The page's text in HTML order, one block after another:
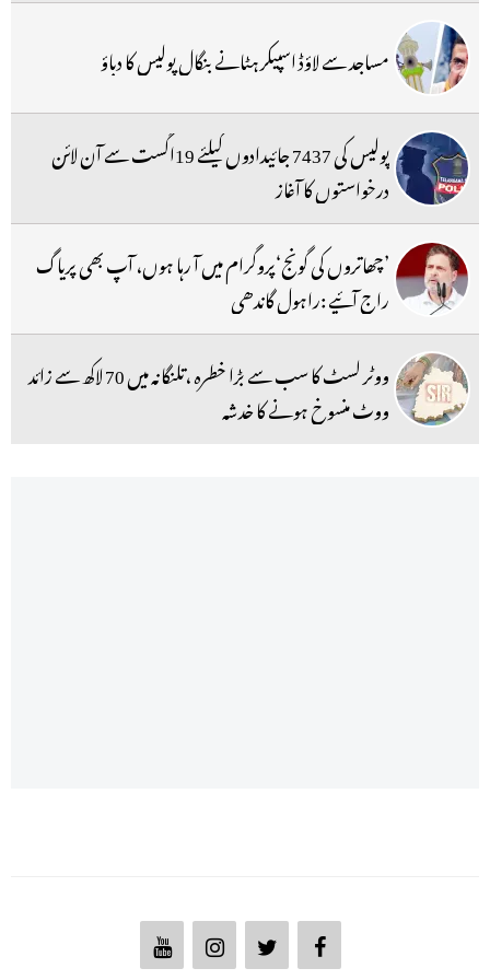
مساجد سے لاؤڈ اسپیکر ہٹانے بنگال پولیس کا دباؤ
پولیس کی 7437 جائیدادوں کیلئے 19اگست سے آن لائن
درخواستوں کا آغاز
’چھاتروں کی گونج‘پروگرام میں آ رہا ہوں، آپ بھی پریاگ
راج آئیے :راہول گاندھی
ووٹر لسٹ کا سب سے بڑا خطرہ ،تلنگانہ میں 70 لاکھ سے زائد
ووٹ منسوخ ہونے کا خدشہ